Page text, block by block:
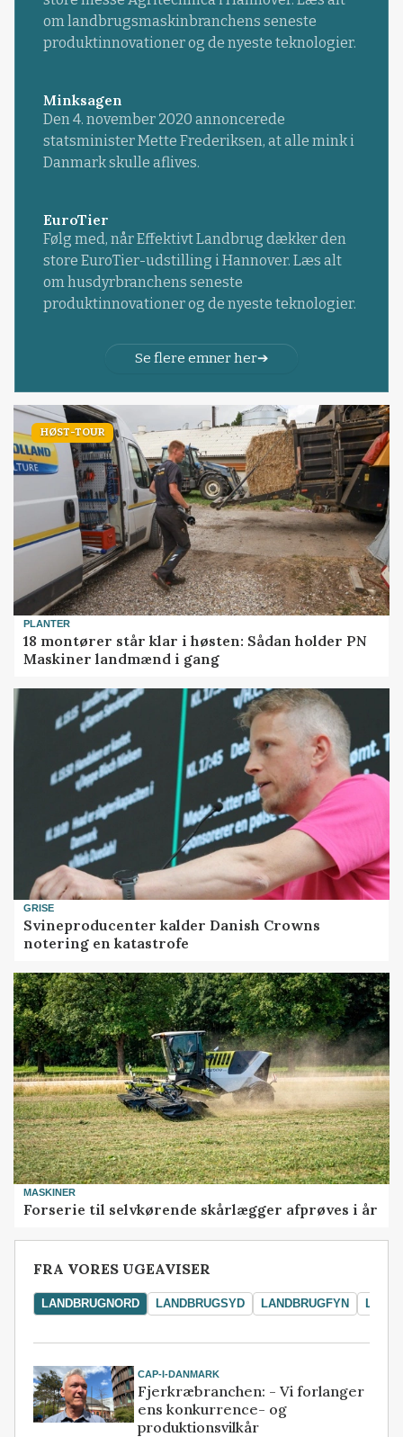
om landbrugsmaskinbranchens seneste
produktinnovationer og de nyeste teknologier.
Minksagen
Den 4. november 2020 annoncerede
statsminister Mette Frederiksen, at alle mink i
Danmark skulle aflives.
EuroTier
Følg med, når Effektivt Landbrug dækker den
store EuroTier-udstilling i Hannover. Læs alt
om husdyrbranchens seneste
produktinnovationer og de nyeste teknologier.
Se flere emner her
HØST-TOUR
PLANTER
18 montører står klar i høsten: Sådan holder PN
Maskiner landmænd i gang
GRISE
Svineproducenter kalder Danish Crowns
notering en katastrofe
MASKINER
Forserie til selvkørende skårlægger afprøves i år
FRA VORES UGEAVISER
LANDBRUGNORD LANDBRUGSYD LANDBRUGFYN
CAP-I-DANMARK
Fjerkræbranchen: - Vi forlanger
ens konkurrence- og
produktionsvilkår